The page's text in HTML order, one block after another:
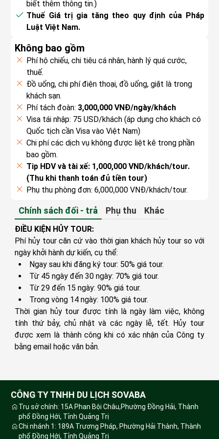
năm ngày thành lập Kyoto và tôn vinh các vị
Thiên hoàng đầu tiên và cuối cùng trị vì thành phố
này. Quý khách sẽ được chiêm ngưỡng khuôn viên
một vẻ đẹp uy nghiêm và trang trọng. Vườn Nhật
Bản Heian phía sau đền cũng là một trong những
điểm thu hút du khách, nơi mà vào mùa thu, lá cây
chuyển màu vàng đỏ rực rỡ, làm nổi bật khung
cảnh yên bình.
Buổi trưa:Đoàn nghỉ chân và dùng bữa trưa tại
nhà hàng địa phương, với thực đơn phong phú bao
gồm các món ăn truyền thống đặc trưng của vùng
Kyoto, nổi tiếng với những món ăn tinh tế và thanh
đạm, mang đậm hương vị thiên nhiên.
Buổi chiều: Sau khi nghỉ ngơi, đoàn tiếp tục hành
trình về thành phố Osaka, một trong những thành
phố lớn nhất và sôi động nhất Nhật Bản. Tại đây,
quý khách sẽ được tham quan những địa điểm nổi
tiếng nhất thành phố:
Lâu đài Osaka:
bởi Toyotomi Hideyoshi, Lâu đài Osaka là một
trong những công trình lịch sử quan trọng của
Nhật Bản, gắn liền với các sự kiện quan trọng
trong thời kỳ chiến quốc. Với kiến trúc nguy nga
và bề thế, lâu đài là biểu tượng của quyền lực và
sức mạnh, đại diện cho thời kỳ hoàng kim của đất
nước. Quý khách sẽ có cơ hội chiêm ngưỡng kiến
trúc độc đáo của lâu đài, cùng với khung cảnh
xung quanh được bao phủ bởi những hàng cây lá
đỏ vào mùa thu. Đặc biệt, từ trên đỉnh tháp canh
Khu phố mua sắm Shinsaibashi:Sau khi
tham quan Lâu đài Osaka, đoàn sẽ di chuyển đến
khu phố mua sắm Shinsaibashi – một trong những
trung tâm mua sắm nổi tiếng nhất của Nhật Bản.
Khu phố này có sự kết hợp giữa phong cách
biết thêm thông tin.)
Thuế Giá trị gia tăng theo quy định của Pháp
Luật Việt Nam.
Không bao gồm
Phí hộ chiếu, chi tiêu cá nhân, hành lý quá cước,
thuế.
Đồ uống, chi phí điện thoại, đồ uống, giặt là trong
khách sạn.
Phí tách đoàn: 3,000,000 VNĐ/ngày/khách
Visa tái nhập: 75 USD/khách (áp dụng cho khách có
Quốc tịch cần Visa vào Việt Nam)
Chi phí các dịch vụ không được liệt kê trong phần
bao gồm.
Tip HDV và tài xế: 1,000,000 VND/khách/tour.
(Thu khi thanh toán đủ tiền tour)
Phụ thu phòng đơn: 6,000,000 VNĐ/khách/tour.
Chính sách đổi - trả Phụ thu Khác
ĐIỀU KIỆN HỦY TOUR:
Phí hủy tour căn cứ vào thời gian khách hủy tour so với
ngày khởi hành dự kiến, cụ thể:
Ngay sau khi đăng ký tour: 50% giá tour.
Từ 45 ngày đến 30 ngày: 70% giá tour.
Từ 29 đến 15 ngày: 90% giá tour.
Trong vòng 14 ngày: 100% giá tour.
Thời gian hủy tour được tính là ngày làm việc, không
tính thứ bảy, chủ nhật và các ngày lễ, tết. Hủy tour
được xem là thành công khi có xác nhận của Công ty
bằng email hoặc văn bản.
CÔNG TY TNHH DU LỊCH SOVABA
Trụ sở chính: 15A Phan Bội Châu,Phường Đồng Hải, Thành
phố Đồng Hới, Tỉnh Quảng Trị
Chi nhánh 1: 189A Trương Pháp, Phường Hải Thành, Thành
phố Đồng Hới, Tỉnh Quảng Trị